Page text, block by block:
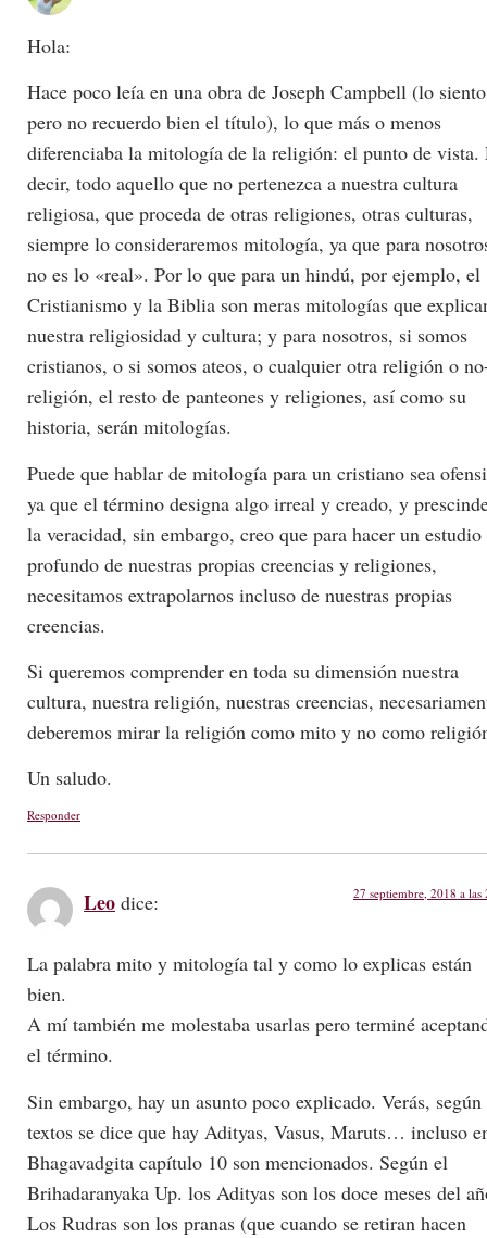
Hola:
Hace poco leía en una obra de Joseph Campbell (lo
pero no recuerdo bien el título), lo que más o menos
diferenciaba la mitología de la religión: el punto de vista.
decir, todo aquello que no pertenezca a nuestra cultura
religiosa, que proceda de otras religiones, otras culturas,
siempre lo consideraremos mitología, ya que para
no es lo «real». Por lo que para un hindú, por ejemplo, el
Cristianismo y la Biblia son meras mitologías que
nuestra religiosidad y cultura; y para nosotros, si somos
cristianos, o si somos ateos, o cualquier otra religión o
religión, el resto de panteones y religiones, así como su
historia, serán mitologías.
Puede que hablar de mitología para un cristiano sea
ya que el término designa algo irreal y creado, y
la veracidad, sin embargo, creo que para hacer un estudio
profundo de nuestras propias creencias y religiones,
necesitamos extrapolarnos incluso de nuestras propias
creencias.
Si queremos comprender en toda su dimensión nuestra
cultura, nuestra religión, nuestras creencias,
deberemos mirar la religión como mito y no como
Un saludo.
Responder
Leo dice: 27 septiembre, 2018 a las
La palabra mito y mitología tal y como lo explicas están
bien.
A mí también me molestaba usarlas pero terminé
el término.
Sin embargo, hay un asunto poco explicado. Verás,
textos se dice que hay Adityas, Vasus, Maruts… incluso
Bhagavadgita capítulo 10 son mencionados. Según el
Brihadaranyaka Up. los Adityas son los doce meses del
Los Rudras son los pranas (que cuando se retiran hacen